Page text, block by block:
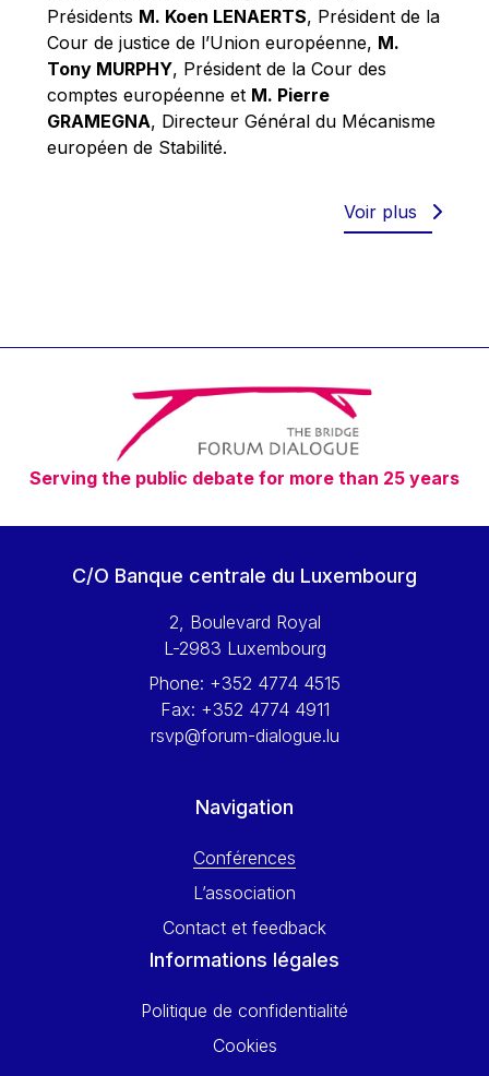
Pierre Gramegna
Richard Pelly
Robert Goebbels
Robert REYNDERS
Timothy Radcliffe
Vaclav Klaus
Vassilios Skouris
Vítor Manuel da Silva Caldeira
Viviane Reding
Walter Hagg
Wolfgang Ketterle
Yossi Beillin
Yves FRANCHET
Présidents M. Koen LENAERTS, Président de la
Cour de justice de l’Union européenne, M.
Tony MURPHY, Président de la Cour des
comptes européenne et M. Pierre
GRAMEGNA, Directeur Général du Mécanisme
européen de Stabilité.
Voir plus
Serving the public debate for more than 25 years
C/O Banque centrale du Luxembourg
2, Boulevard Royal
L-2983 Luxembourg
Phone: +352 4774 4515
Fax: +352 4774 4911
rsvp@forum-dialogue.lu
Navigation
Conférences
L’association
Contact et feedback
Informations légales
Politique de confidentialité
Cookies